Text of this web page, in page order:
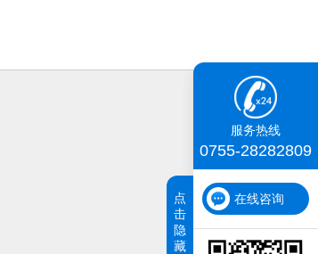
服务热线
0755-28282809
在线咨询
点
击
隐
藏